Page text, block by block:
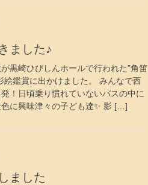
ました♪
黒崎ひびしんホールで行われた”角笛
絵鑑賞に出かけました。 みんなで西
！日頃乗り慣れていないバスの中に
に興味津々の子ども達✨ 影 […]
ました